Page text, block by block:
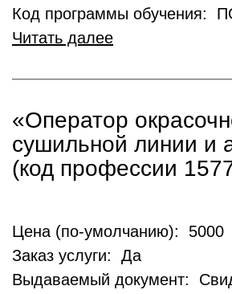
Код программы обучения:
Читать далее
«Оператор
сушильной линии и
(код профессии
Цена (по-умолчанию): 5000
Заказ услуги: Да
Выдаваемый документ: